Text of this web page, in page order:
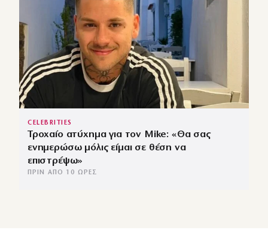
CELEBRITIES
Τροχαίο ατύχημα για τον Mike: «Θα σας
ενημερώσω μόλις είμαι σε θέση να
επιστρέψω»
ΠΡΙΝ ΑΠΌ 10 ΏΡΕΣ